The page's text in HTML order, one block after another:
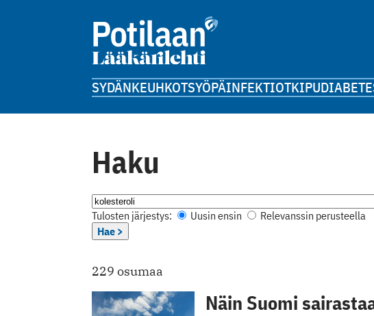
SYDÄNKEUHKOTSYÖPÄINFEKTIOTKIPU
Haku
Tulosten järjestys: Uusin ensin
Relevanssin perusteella
Hae >
229 osumaa
Näin Suomi